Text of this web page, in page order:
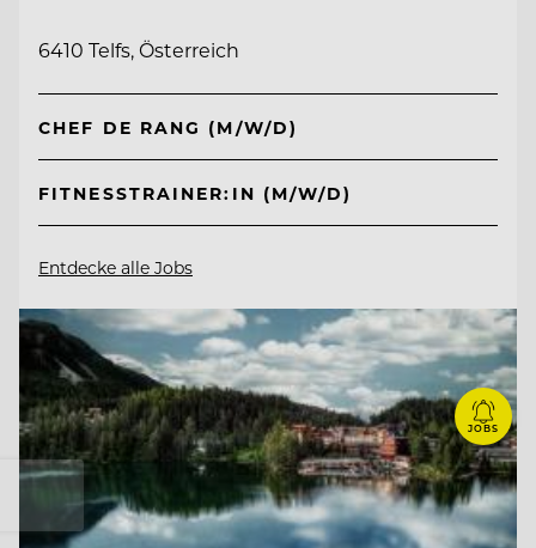
6410 Telfs, Österreich
CHEF DE RANG (M/W/D)
FITNESSTRAINER:IN (M/W/D)
Entdecke alle Jobs
JOBS